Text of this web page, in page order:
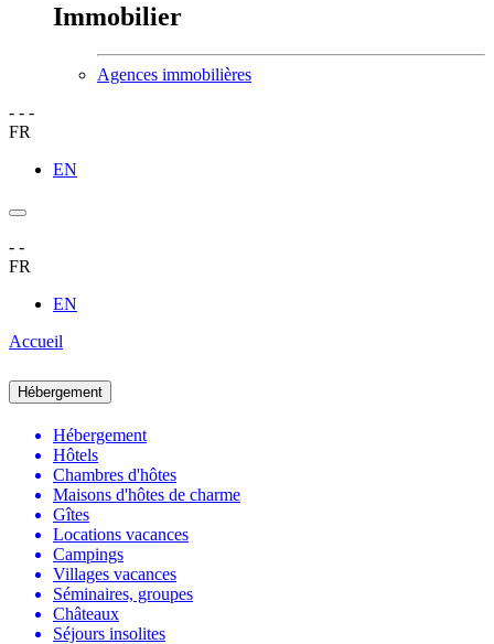
Immobilier
Agences immobilières
- - -
FR
EN
- -
FR
EN
Accueil
Hébergement
Hébergement
Hôtels
Chambres d'hôtes
Maisons d'hôtes de charme
Gîtes
Locations vacances
Campings
Villages vacances
Séminaires, groupes
Châteaux
Séjours insolites